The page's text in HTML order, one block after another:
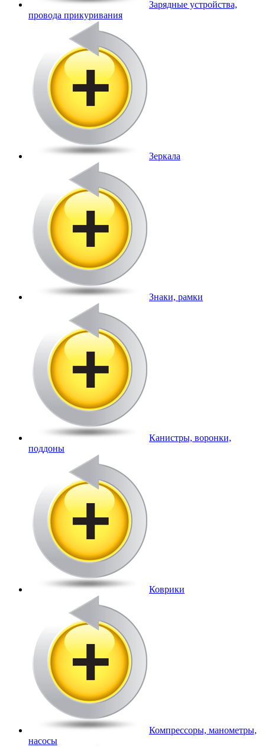
Зарядные устройства,
провода прикуривания
Зеркала
Знаки, рамки
Канистры, воронки,
поддоны
Коврики
Компрессоры, манометры,
насосы